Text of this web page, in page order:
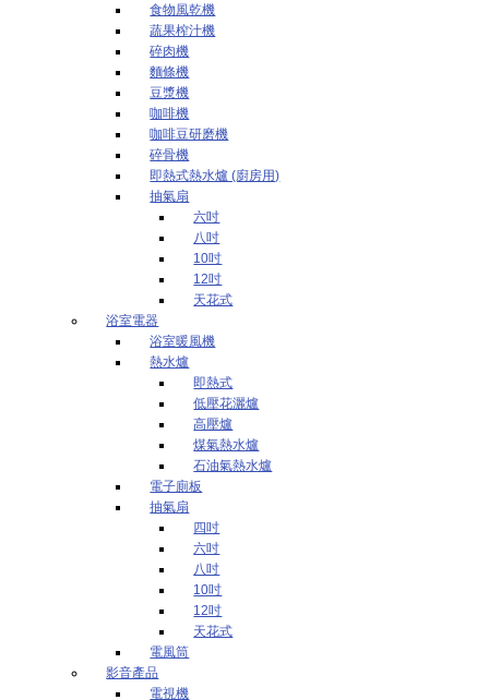
食物風乾機
蔬果榨汁機
碎肉機
麵條機
豆漿機
咖啡機
咖啡豆研磨機
碎骨機
即熱式熱水爐 (廚房用)
抽氣扇
六吋
八吋
10吋
12吋
天花式
浴室電器
浴室暖風機
熱水爐
即熱式
低壓花灑爐
高壓爐
煤氣熱水爐
石油氣熱水爐
電子廁板
抽氣扇
四吋
六吋
八吋
10吋
12吋
天花式
電風筒
影音產品
電視機